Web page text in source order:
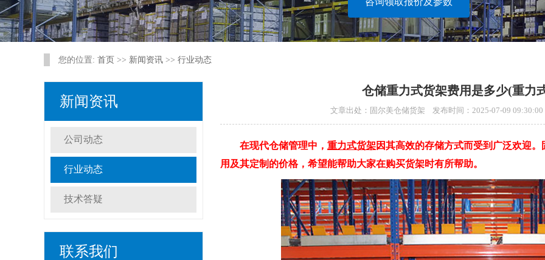
您的位置: 首页 >> 新闻资讯 >> 行业动态
新闻资讯
公司动态
行业动态
技术答疑
联系我们
仓储重力式货架费用是多少(重力
文章出处：固尔美仓储货架 发布时间：2025-07-09
在现代仓储管理中， 重力式货架因其高效的存储方式而受到广泛欢迎
用及其定制的价格，希望能帮助大家在购买货架时有所帮助。